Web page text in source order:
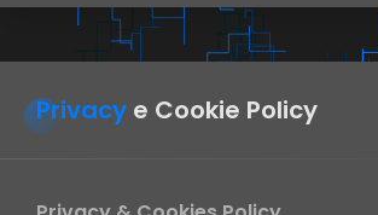
Privacy e Cookie Policy